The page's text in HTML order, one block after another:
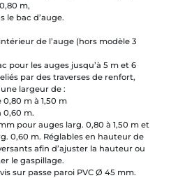
m,
le bac d’auge.
de l’auge (hors modèle 3
pour les auges jusqu’à 5 m et 6
par des traverses de renfort,
largeur de :
0,80 m à 1,50 m
0,60 m.
pour auges larg. 0,80 à 1,50 m et
0,60 m. Réglables en hauteur de
afin d’ajuster la hauteur ou
le gaspillage.
sur passe paroi PVC Ø 45 mm.